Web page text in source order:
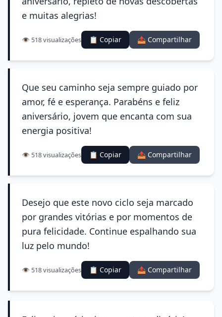
e muitas alegrias!
👁️ 518 visualizações 📋 Copiar 📤 Compartilhar
Que seu caminho seja sempre guiado por
amor, fé e esperança. Parabéns e feliz
aniversário, jovem que encanta com sua
energia positiva!
👁️ 518 visualizações 📋 Copiar 📤 Compartilhar
Desejo que este novo ciclo seja marcado
por grandes vitórias e por momentos de
pura felicidade. Continue espalhando sua
luz pelo mundo!
👁️ 518 visualizações 📋 Copiar 📤 Compartilhar